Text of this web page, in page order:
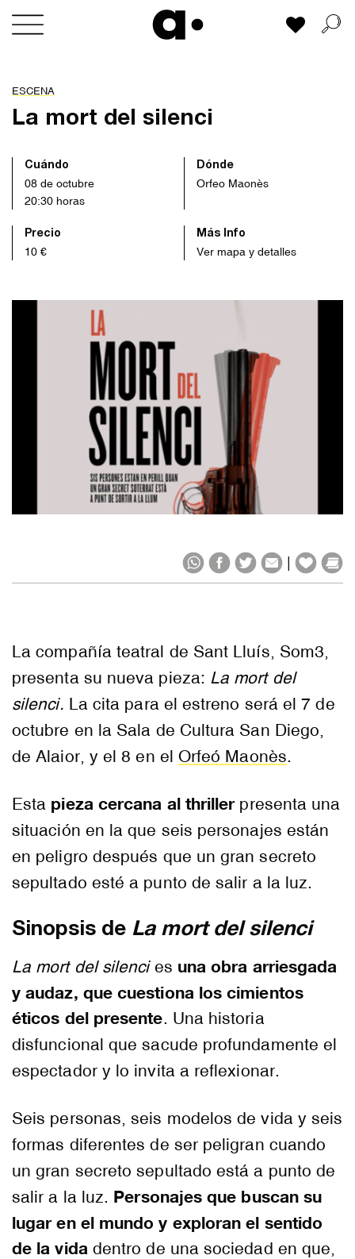
Skip
Mi lista
ESCENA
La mort del silenci
Cuándo
08 de octubre
20:30 horas
Dónde
Orfeo Maonès
Precio
10 €
Más Info
Ver mapa y detalles
|
La compañía teatral de Sant Lluís, Som3,
presenta su nueva pieza: La mort del
silenci. La cita para el estreno será el 7 de
octubre en la Sala de Cultura San Diego,
de Alaior, y el 8 en el Orfeó Maonès.
Esta pieza cercana al thrillerpresenta una
situación en la que seis personajes están
en peligro después que un gran secreto
sepultado esté a punto de salir a la luz.
Sinopsis de La mort del silenci
La mort del silencies una obra arriesgada
y audaz, que cuestiona los cimientos
éticos del presente. Una historia
disfuncional que sacude profundamente el
espectador y lo invita a reflexionar.
Seis personas, seis modelos de vida y seis
formas diferentes de ser peligran cuando
un gran secreto sepultado está a punto de
salir a la luz. Personajes que buscan su
lugar en el mundo y exploran el sentido
de la vida dentro de una sociedad en que,